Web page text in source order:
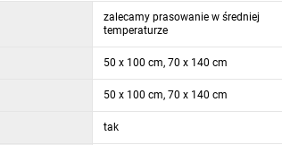
materiału powodują, że ręczniki są
zalecamy prasowanie w średniej
temperaturze
50 x 100 cm, 70 x 140 cm
50 x 100 cm, 70 x 140 cm
tak